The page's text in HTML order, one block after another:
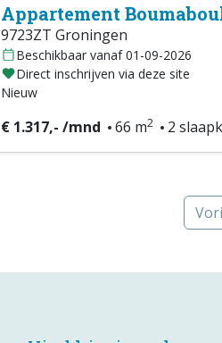
Appartement
9723ZT Groningen
Beschikbaar vanaf 01-09-2026
Direct inschrijven via deze site
Nieuw
€ 1.317,- /mnd 66 m2 2